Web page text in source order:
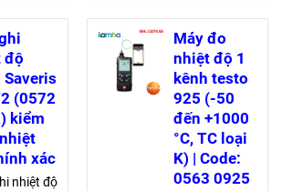
SMS.
testo
lưu
an
testo
Cloud
tự động với ứng
dụng testo
Smart App, lưu
trữ trong Testo
Saveris Cloud,
màn hình hiển
thị lớn
độ
(0572
kiểm
xác
nhiệt độ
Máy đo
nhiệt độ 1
kênh testo
925 (-50
đến +1000
°C, TC loại
K) | Code:
0563 0925